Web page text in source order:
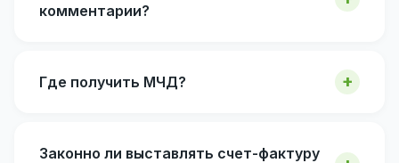
комментарии?
Где получить МЧД?
Законно ли выставлять счет-фактуру